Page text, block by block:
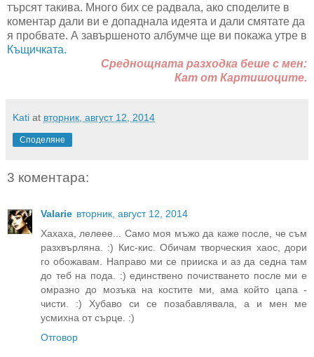
търсят такива. Много бих се радвала, ако споделите в
коментар дали ви е допаднала идеята и дали смятате да
я пробвате. А завършеното албумче ще ви покажа утре в
Къщичката.
Среднощната разходка беше с мен:
Кат от Картишоците.
Kati at вторник, август 12, 2014
Споделяне
3 коментара:
Valarie вторник, август 12, 2014
Хахаха, лелеее... Само моя мъжо да каже после, че съм
разхвърляна. :) Кис-кис. Обичам творческия хаос, дори
го обожавам. Направо ми се прииска и аз да седна там
до теб на пода. :) единствено почистването после ми е
омразно до мозъка на костите ми, ама който цапа -
чисти. :) Хубаво си се позабавлявала, а и мен ме
усмихна от сърце. :)
Отговор